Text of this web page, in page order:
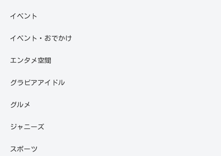
イベント
イベント・おでかけ
エンタメ空間
グラビアアイドル
グルメ
ジャニーズ
スポーツ